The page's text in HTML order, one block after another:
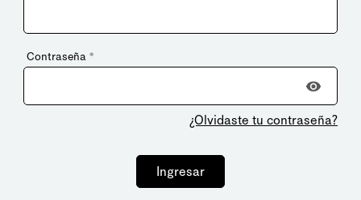
Contraseña *
¿Olvidaste tu contraseña?
Ingresar